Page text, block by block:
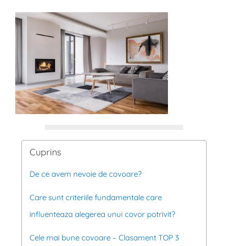
Cuprins
De ce avem nevoie de covoare?
Care sunt criteriile fundamentale care
influenteaza alegerea unui covor potrivit?
Cele mai bune covoare – Clasament TOP 3